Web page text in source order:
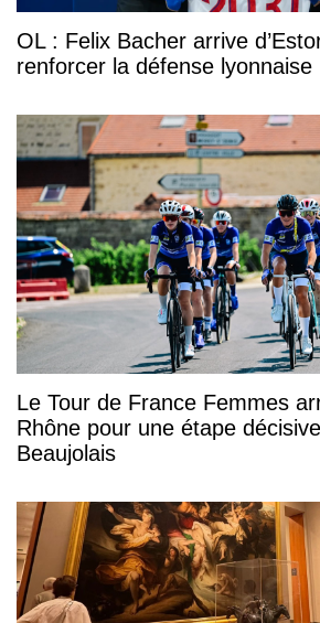
OL : Felix Bacher arrive
renforcer la défense lyonnaise
Le Tour de France Femmes
Rhône pour une étape
Beaujolais